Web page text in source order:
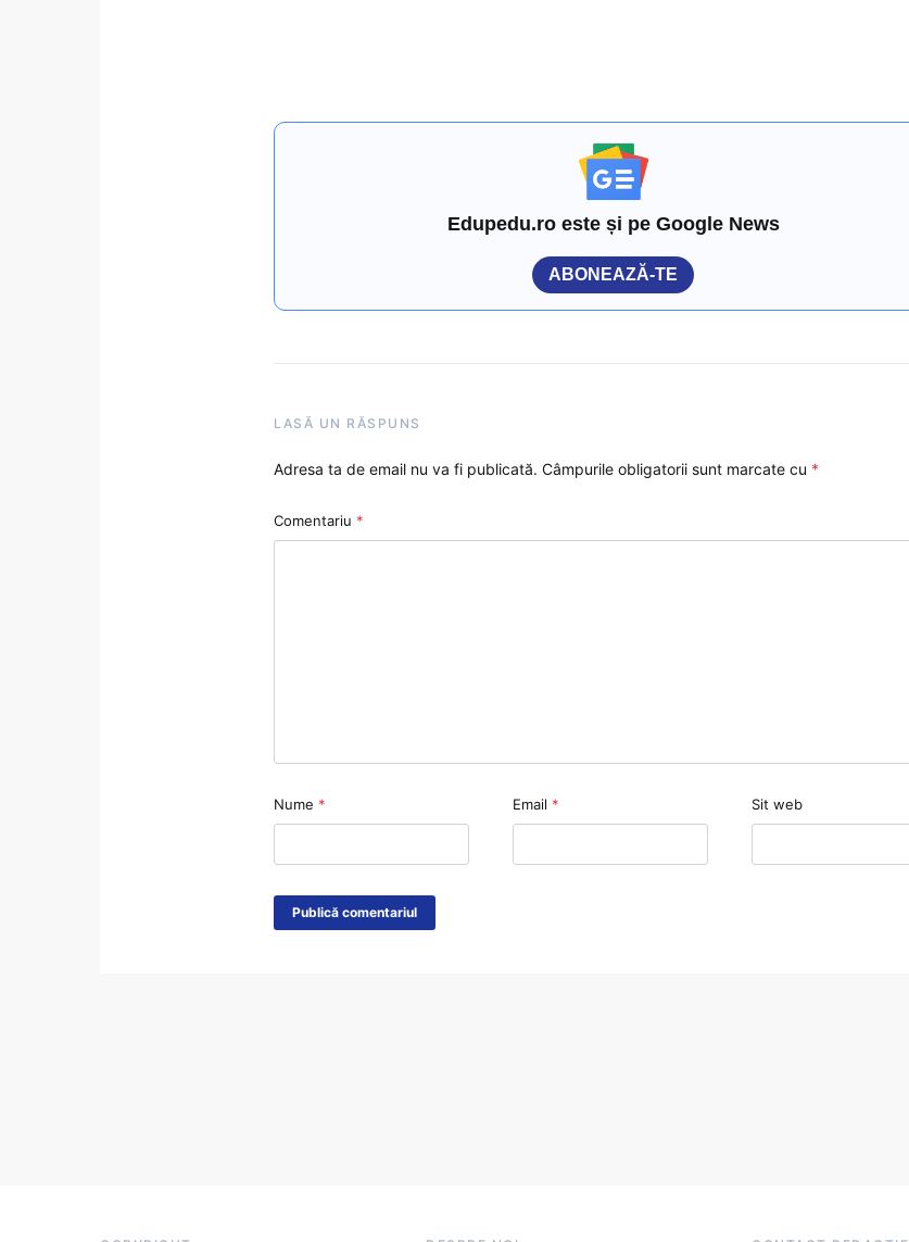
Edupedu.ro este și pe Google News
ABONEAZĂ-TE
LASĂ UN RĂSPUNS
Adresa ta de email nu va fi publicată. Câmpurile obligatorii sunt marcate cu *
Comentariu *
Nume * Email * Sit web